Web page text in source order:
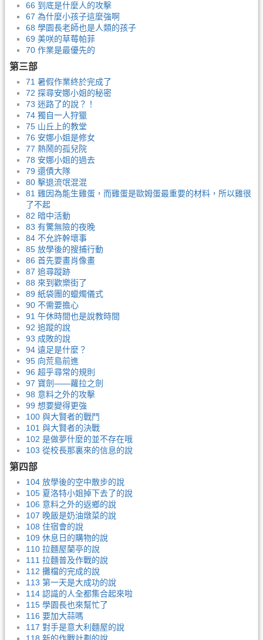
66 到底是什麼人的攻擊
67 為什麼小孩子這麼強啊
68 學園長老師也是人類的孩子
69 美咲的草莓帕菲
70 作業是最優先的
第三部
71 暑假作業終於完成了
72 探尋安娜小姐的秘密
73 迷路了的說？！
74 獨自一人狩獵
75 山丘上的教堂
76 安娜小姐是修女
77 熱鬧的孤兒院
78 安娜小姐的過去
79 還債大隊
80 擊退流氓混混
81 雞因為能生雞蛋，而雞蛋是歐姆蛋最重要的材料，所以雞很
了不起
82 暗中活動
83 有驚無險的夜晚
84 不允許幹壞事
85 放學後的搜捕行動
86 首先要畫肖像畫
87 追尋蹤跡
88 來到歡樂街了
89 紙袋團的蠟燭儀式
90 不需要擔心
91 午休時間也是說教時間
92 追蹤的說
93 成敗的說
94 遠足是什麼？
95 向荒島前進
96 超乎尋常的規則
97 寶劍——蘿拉之劍
98 意料之外的攻擊
99 想要變得更強
100 與大賢者的戰鬥
101 與大賢者的決戰
102 是做夢什麼的並不存在哦
103 從校長那裏來的信息的說
第四部
104 放學後的空中散步的說
105 夏洛特小姐掉下去了的說
106 意料之外的返鄉的說
107 晚飯是奶油燉菜的說
108 住宿會的說
109 休息日的購物的說
110 拉麵屋蘭亭的說
111 拉麵普及作戰的說
112 攤檔的完成的說
113 第一天是大成功的說
114 認識的人全都集合起來啦
115 學園長也來幫忙了
116 要加大蒜嗎
117 對手是意大利麵屋的說
118 新的作戰計劃的說